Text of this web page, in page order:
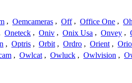
, Oemcameras , Off , Office One ,
Oneteck , Oniv , Onix Usa , Onvey ,
, Optris , Orbit , Ordro , Orient ,
, Owlcat , Owluck , Owlvision ,